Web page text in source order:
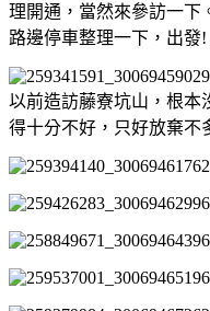
理開通，當然來參訪一下
路邊停車整理一下，出發!
以前造訪藤寮坑山，根本
得十分不好，只好放棄不